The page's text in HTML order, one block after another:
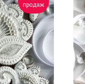
продаж